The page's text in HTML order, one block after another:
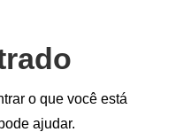
o que você está
ajudar.